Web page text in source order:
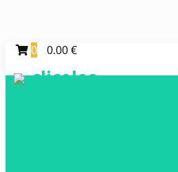
0 0.00 €
clicoleo